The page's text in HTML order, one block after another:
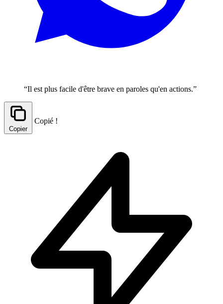
“Il est plus facile d'être brave en paroles qu'en actions.”
Copier
Copié !